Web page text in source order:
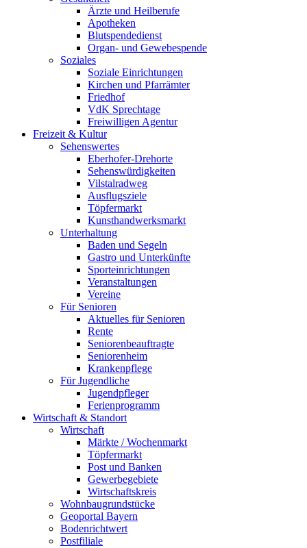
Ärzte und Heilberufe
Apotheken
Blutspendedienst
Organ- und Gewebespende
Soziales
Soziale Einrichtungen
Kirchen und Pfarrämter
Friedhof
VdK Sprechtage
Freiwilligen Agentur
Freizeit & Kultur
Sehenswertes
Eberhofer-Drehorte
Sehenswürdigkeiten
Vilstalradweg
Ausflugsziele
Töpfermarkt
Kunsthandwerksmarkt
Unterhaltung
Baden und Segeln
Gastro und Unterkünfte
Sporteinrichtungen
Veranstaltungen
Vereine
Für Senioren
Aktuelles für Senioren
Rente
Seniorenbeauftragte
Seniorenheim
Krankenpflege
Für Jugendliche
Jugendpfleger
Ferienprogramm
Wirtschaft & Standort
Wirtschaft
Märkte / Wochenmarkt
Töpfermarkt
Post und Banken
Gewerbegebiete
Wirtschaftskreis
Wohnbaugrundstücke
Geoportal Bayern
Bodenrichtwert
Postfiliale